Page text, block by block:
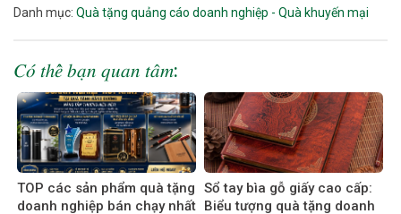
Danh mục: Quà tặng quảng cáo doanh nghiệp - Quà khuyến mại
𝐶𝑜́ 𝑡ℎ𝑒̂̉ 𝑏𝑎̣𝑛 𝑞𝑢𝑎𝑛 𝑡𝑎̂𝑚:
TOP các sản phẩm quà tặng
doanh nghiệp bán chạy nhất
Sổ tay bìa gỗ giấy cao cấp:
Biểu tượng quà tặng doanh